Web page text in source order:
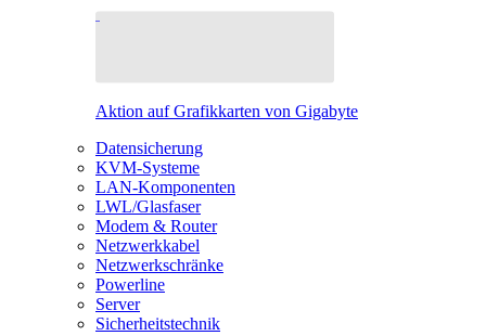
Aktion auf Grafikkarten von Gigabyte
Datensicherung
KVM-Systeme
LAN-Komponenten
LWL/Glasfaser
Modem & Router
Netzwerkkabel
Netzwerkschränke
Powerline
Server
Sicherheitstechnik